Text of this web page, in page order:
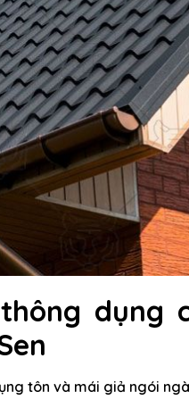
dụng
tôn và mái giả ngói